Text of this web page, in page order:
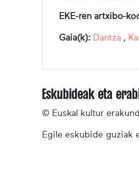
EKE-ren artxibo-
Gaia(k): Dantza ,
Eskubideak eta
© Euskal kultur
Egile eskubide guziak